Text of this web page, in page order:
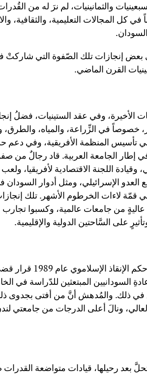
والثمانينيات، لم نرَ له من
المجالات التعليمية، والثقافية،
بعض إنجازات تلك الصّفوة التي شاركتْ
القرن الماضي.
وفي عقد الستينيات، فضلُ
خصوصاً في الزِّراعة، والمياه، والطرق،
تأسيس المنظمة الأفريقية، وفي دعم
في إطار الجامعة العربية. قاد رجالٌ من
وقيادة اللجنة الاقتصادية لأفريقيا،
الإسرائيلي، ومثل أدوار السودان
قمّة لاءات الخرطوم الأشهر. تلك
من جامعات عالمية، وكسبوا تجارب
على السَّاحتين الدولية والإقليمية.
وللمقارنة، كان لافتاً أن يكون من أوّل
السودانيين المبتعثين للدّراسة في
في ذلك. والمُدهش أنَّ من أفتى بجدوى
ونالَ أعلى الدرجات من جامعتي
بعد رحيلها، قيادات متواضعة القدرات